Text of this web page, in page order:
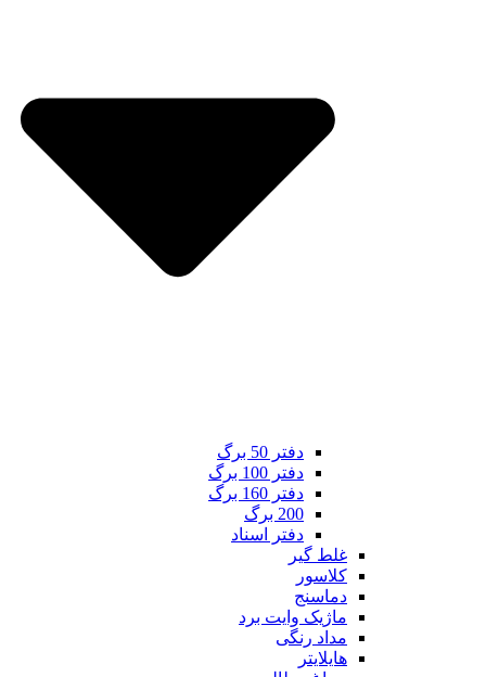
دفتر 50 برگ
دفتر 100 برگ
دفتر 160 برگ
200 برگ
دفتر اسناد
غلط گیر
کلاسور
دماسنج
ماژیک وایت برد
مداد رنگی
هایلایتر